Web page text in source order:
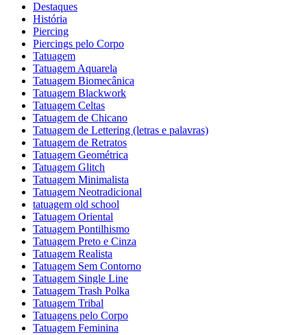
Destaques
História
Piercing
Piercings pelo Corpo
Tatuagem
Tatuagem Aquarela
Tatuagem Biomecânica
Tatuagem Blackwork
Tatuagem Celtas
Tatuagem de Chicano
Tatuagem de Lettering (letras e palavras)
Tatuagem de Retratos
Tatuagem Geométrica
Tatuagem Glitch
Tatuagem Minimalista
Tatuagem Neotradicional
tatuagem old school
Tatuagem Oriental
Tatuagem Pontilhismo
Tatuagem Preto e Cinza
Tatuagem Realista
Tatuagem Sem Contorno
Tatuagem Single Line
Tatuagem Trash Polka
Tatuagem Tribal
Tatuagens pelo Corpo
Tatuagem Feminina